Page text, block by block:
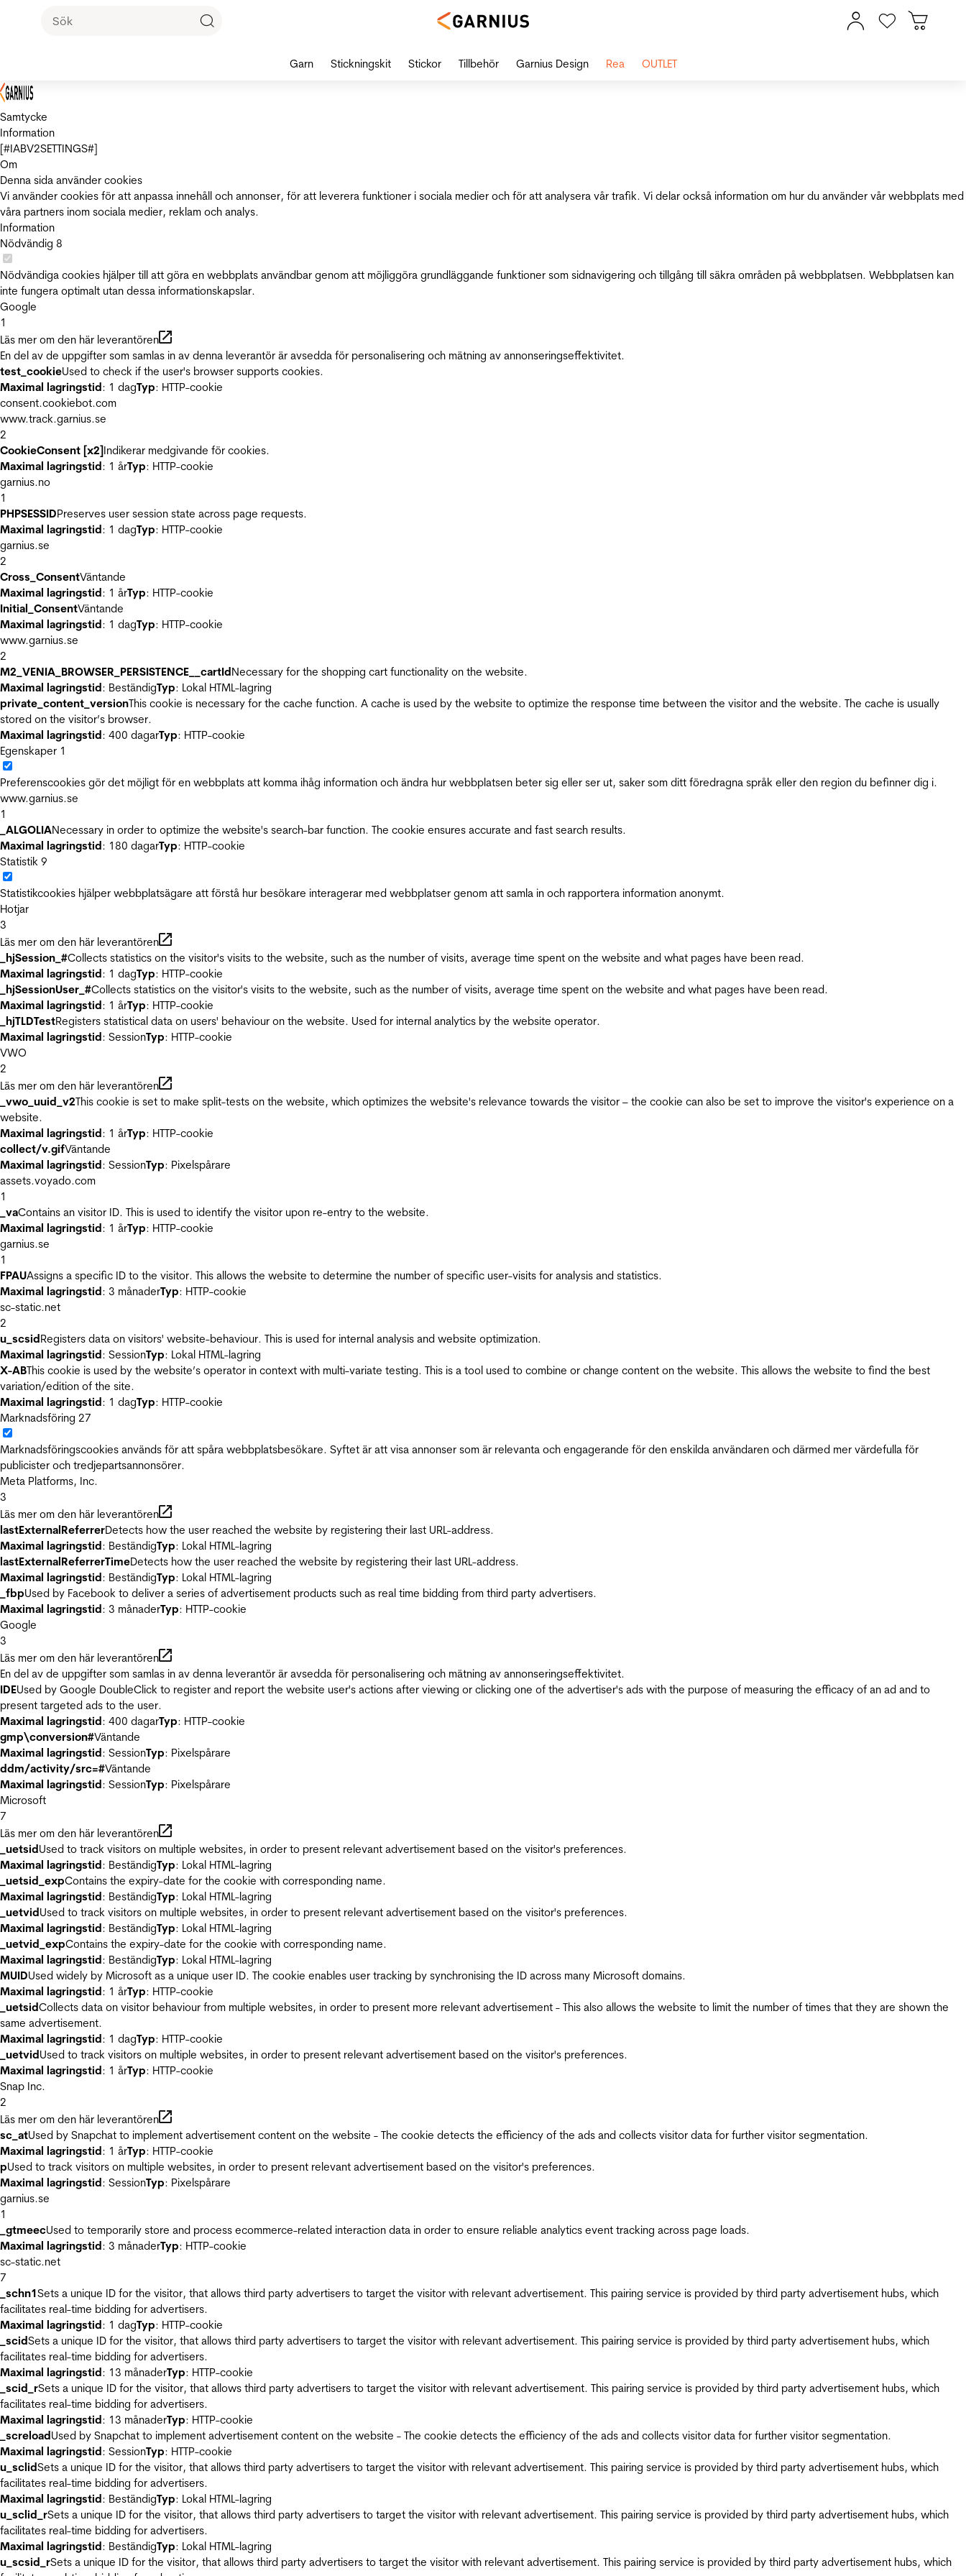
Samtycke
Information
[#IABV2SETTINGS#]
Om
Denna sida använder cookies
Vi använder cookies för att anpassa innehåll och annonser, för att leverera funktioner i sociala medier och för att analysera vår trafik. Vi delar också information om hur du använder vår webbplats med
våra partners inom sociala medier, reklam och analys.
Information
Nödvändig 8
Nödvändiga cookies hjälper till att göra en webbplats användbar genom att möjliggöra grundläggande funktioner som sidnavigering och tillgång till säkra områden på webbplatsen. Webbplatsen kan
inte fungera optimalt utan dessa informationskapslar.
Google
1
Läs mer om den här leverantören
En del av de uppgifter som samlas in av denna leverantör är avsedda för personalisering och mätning av annonseringseffektivitet.
test_cookieUsed to check if the user's browser supports cookies.
Maximal lagringstid: 1 dagTyp: HTTP-cookie
consent.cookiebot.com
www.track.garnius.se
2
CookieConsent [x2]Indikerar medgivande för cookies.
Maximal lagringstid: 1 årTyp: HTTP-cookie
garnius.no
1
PHPSESSIDPreserves user session state across page requests.
Maximal lagringstid: 1 dagTyp: HTTP-cookie
garnius.se
2
Cross_ConsentVäntande
Maximal lagringstid: 1 årTyp: HTTP-cookie
Initial_ConsentVäntande
Maximal lagringstid: 1 dagTyp: HTTP-cookie
www.garnius.se
2
M2_VENIA_BROWSER_PERSISTENCE__cartIdNecessary for the shopping cart functionality on the website.
Maximal lagringstid: BeständigTyp: Lokal HTML-lagring
private_content_versionThis cookie is necessary for the cache function. A cache is used by the website to optimize the response time between the visitor and the website. The cache is usually
stored on the visitor’s browser.
Maximal lagringstid: 400 dagarTyp: HTTP-cookie
Egenskaper 1
Preferenscookies gör det möjligt för en webbplats att komma ihåg information och ändra hur webbplatsen beter sig eller ser ut, saker som ditt föredragna språk eller den region du befinner dig i.
www.garnius.se
1
_ALGOLIANecessary in order to optimize the website's search-bar function. The cookie ensures accurate and fast search results.
Maximal lagringstid: 180 dagarTyp: HTTP-cookie
Statistik 9
Statistikcookies hjälper webbplatsägare att förstå hur besökare interagerar med webbplatser genom att samla in och rapportera information anonymt.
Hotjar
3
Läs mer om den här leverantören
_hjSession_#Collects statistics on the visitor's visits to the website, such as the number of visits, average time spent on the website and what pages have been read.
Maximal lagringstid: 1 dagTyp: HTTP-cookie
_hjSessionUser_#Collects statistics on the visitor's visits to the website, such as the number of visits, average time spent on the website and what pages have been read.
Maximal lagringstid: 1 årTyp: HTTP-cookie
_hjTLDTestRegisters statistical data on users' behaviour on the website. Used for internal analytics by the website operator.
Maximal lagringstid: SessionTyp: HTTP-cookie
VWO
2
Läs mer om den här leverantören
_vwo_uuid_v2This cookie is set to make split-tests on the website, which optimizes the website's relevance towards the visitor – the cookie can also be set to improve the visitor's experience on a
website.
Maximal lagringstid: 1 årTyp: HTTP-cookie
collect/v.gifVäntande
Maximal lagringstid: SessionTyp: Pixelspårare
assets.voyado.com
1
_vaContains an visitor ID. This is used to identify the visitor upon re-entry to the website.
Maximal lagringstid: 1 årTyp: HTTP-cookie
garnius.se
1
FPAUAssigns a specific ID to the visitor. This allows the website to determine the number of specific user-visits for analysis and statistics.
Maximal lagringstid: 3 månaderTyp: HTTP-cookie
sc-static.net
2
u_scsidRegisters data on visitors' website-behaviour. This is used for internal analysis and website optimization.
Maximal lagringstid: SessionTyp: Lokal HTML-lagring
X-ABThis cookie is used by the website’s operator in context with multi-variate testing. This is a tool used to combine or change content on the website. This allows the website to find the best
variation/edition of the site.
Maximal lagringstid: 1 dagTyp: HTTP-cookie
Marknadsföring 27
Marknadsföringscookies används för att spåra webbplatsbesökare. Syftet är att visa annonser som är relevanta och engagerande för den enskilda användaren och därmed mer värdefulla för
publicister och tredjepartsannonsörer.
Meta Platforms, Inc.
3
Läs mer om den här leverantören
lastExternalReferrerDetects how the user reached the website by registering their last URL-address.
Maximal lagringstid: BeständigTyp: Lokal HTML-lagring
lastExternalReferrerTimeDetects how the user reached the website by registering their last URL-address.
Maximal lagringstid: BeständigTyp: Lokal HTML-lagring
_fbpUsed by Facebook to deliver a series of advertisement products such as real time bidding from third party advertisers.
Maximal lagringstid: 3 månaderTyp: HTTP-cookie
Google
3
Läs mer om den här leverantören
En del av de uppgifter som samlas in av denna leverantör är avsedda för personalisering och mätning av annonseringseffektivitet.
IDEUsed by Google DoubleClick to register and report the website user's actions after viewing or clicking one of the advertiser's ads with the purpose of measuring the efficacy of an ad and to
present targeted ads to the user.
Maximal lagringstid: 400 dagarTyp: HTTP-cookie
gmp\conversion#Väntande
Maximal lagringstid: SessionTyp: Pixelspårare
ddm/activity/src=#Väntande
Maximal lagringstid: SessionTyp: Pixelspårare
Microsoft
7
Läs mer om den här leverantören
_uetsidUsed to track visitors on multiple websites, in order to present relevant advertisement based on the visitor's preferences.
Maximal lagringstid: BeständigTyp: Lokal HTML-lagring
_uetsid_expContains the expiry-date for the cookie with corresponding name.
Maximal lagringstid: BeständigTyp: Lokal HTML-lagring
_uetvidUsed to track visitors on multiple websites, in order to present relevant advertisement based on the visitor's preferences.
Maximal lagringstid: BeständigTyp: Lokal HTML-lagring
_uetvid_expContains the expiry-date for the cookie with corresponding name.
Maximal lagringstid: BeständigTyp: Lokal HTML-lagring
MUIDUsed widely by Microsoft as a unique user ID. The cookie enables user tracking by synchronising the ID across many Microsoft domains.
Maximal lagringstid: 1 årTyp: HTTP-cookie
_uetsidCollects data on visitor behaviour from multiple websites, in order to present more relevant advertisement - This also allows the website to limit the number of times that they are shown the
same advertisement.
Maximal lagringstid: 1 dagTyp: HTTP-cookie
_uetvidUsed to track visitors on multiple websites, in order to present relevant advertisement based on the visitor's preferences.
Maximal lagringstid: 1 årTyp: HTTP-cookie
Snap Inc.
2
Läs mer om den här leverantören
sc_atUsed by Snapchat to implement advertisement content on the website - The cookie detects the efficiency of the ads and collects visitor data for further visitor segmentation.
Maximal lagringstid: 1 årTyp: HTTP-cookie
pUsed to track visitors on multiple websites, in order to present relevant advertisement based on the visitor's preferences.
Maximal lagringstid: SessionTyp: Pixelspårare
garnius.se
1
_gtmeecUsed to temporarily store and process ecommerce-related interaction data in order to ensure reliable analytics event tracking across page loads.
Maximal lagringstid: 3 månaderTyp: HTTP-cookie
sc-static.net
7
_schn1Sets a unique ID for the visitor, that allows third party advertisers to target the visitor with relevant advertisement. This pairing service is provided by third party advertisement hubs, which
facilitates real-time bidding for advertisers.
Maximal lagringstid: 1 dagTyp: HTTP-cookie
_scidSets a unique ID for the visitor, that allows third party advertisers to target the visitor with relevant advertisement. This pairing service is provided by third party advertisement hubs, which
facilitates real-time bidding for advertisers.
Maximal lagringstid: 13 månaderTyp: HTTP-cookie
_scid_rSets a unique ID for the visitor, that allows third party advertisers to target the visitor with relevant advertisement. This pairing service is provided by third party advertisement hubs, which
facilitates real-time bidding for advertisers.
Maximal lagringstid: 13 månaderTyp: HTTP-cookie
_screloadUsed by Snapchat to implement advertisement content on the website - The cookie detects the efficiency of the ads and collects visitor data for further visitor segmentation.
Maximal lagringstid: SessionTyp: HTTP-cookie
u_sclidSets a unique ID for the visitor, that allows third party advertisers to target the visitor with relevant advertisement. This pairing service is provided by third party advertisement hubs, which
facilitates real-time bidding for advertisers.
Maximal lagringstid: BeständigTyp: Lokal HTML-lagring
u_sclid_rSets a unique ID for the visitor, that allows third party advertisers to target the visitor with relevant advertisement. This pairing service is provided by third party advertisement hubs, which
facilitates real-time bidding for advertisers.
Maximal lagringstid: BeständigTyp: Lokal HTML-lagring
u_scsid_rSets a unique ID for the visitor, that allows third party advertisers to target the visitor with relevant advertisement. This pairing service is provided by third party advertisement hubs, which
Garn Stickningskit Stickor Tillbehör Garnius Design Rea OUTLET